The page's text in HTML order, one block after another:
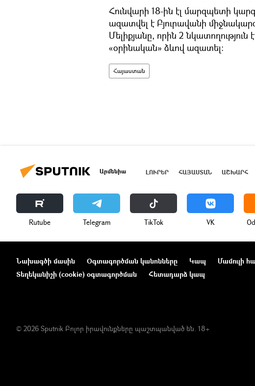
Հունվարի 18-ին էլ մարզպետի
ազատվել է Բյուրավանի
Մելիքյանը, որին 2
«օրինական» ձևով ազատել:
Հայաստան
Արմենիա ԼՈՒՐԵՐ ՀԱՅԱՍՏԱՆ ԱՇԽԱՐՀ
Rutube Telegram ТikТоk VK
Նախագծի մասին Օգտագործման կանոնները Կապ Մամուլի
Տեղեկանիշի (cookie) օգտագործման
Հետադարձ կապ
© 2026 Sputnik Բոլոր իրավունքները պաշտպանված են. 18+